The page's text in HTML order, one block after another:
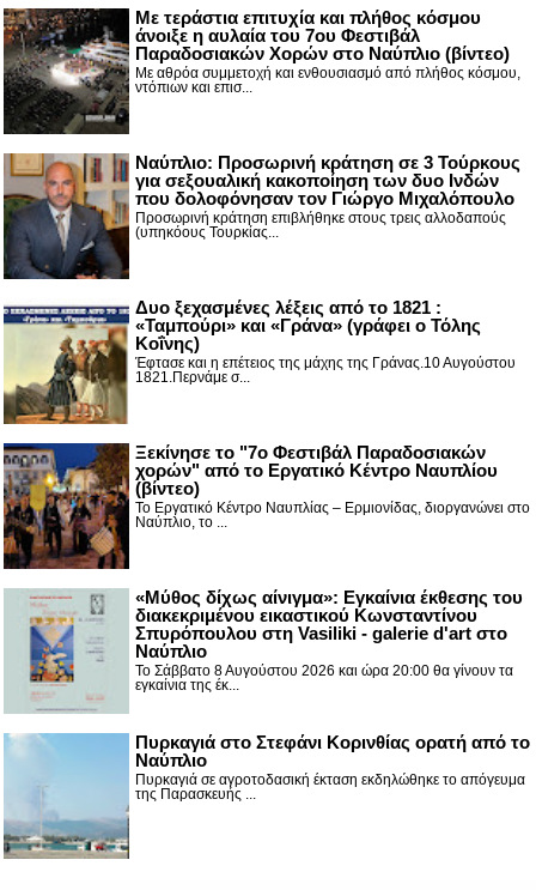
Με τεράστια επιτυχία και πλήθος κόσμου
άνοιξε η αυλαία του 7ου Φεστιβάλ
Παραδοσιακών Χορών στο Ναύπλιο (βίντεο)
Με αθρόα συμμετοχή και ενθουσιασμό από πλήθος κόσμου,
ντόπιων και επισ...
Ναύπλιο: Προσωρινή κράτηση σε 3 Τούρκους
για σεξουαλική κακοποίηση των δυο Ινδών
που δολοφόνησαν τον Γιώργο Μιχαλόπουλο
Προσωρινή κράτηση επιβλήθηκε στους τρεις αλλοδαπούς
(υπηκόους Τουρκίας...
Δυο ξεχασμένες λέξεις από το 1821 :
«Ταμπούρι» και «Γράνα» (γράφει ο Τόλης
Κοΐνης)
Έφτασε και η επέτειος της μάχης της Γράνας.10 Αυγούστου
1821.Περνάμε σ...
Ξεκίνησε το "7ο Φεστιβάλ Παραδοσιακών
χορών" από το Εργατικό Κέντρο Ναυπλίου
(βίντεο)
Το Εργατικό Κέντρο Ναυπλίας – Ερμιονίδας, διοργανώνει στο
Ναύπλιο, το ...
«Μύθος δίχως αίνιγμα»: Εγκαίνια έκθεσης του
διακεκριμένου εικαστικού Κωνσταντίνου
Σπυρόπουλου στη Vasiliki - galerie d'art στο
Ναύπλιο
Το Σάββατο 8 Αυγούστου 2026 και ώρα 20:00 θα γίνουν τα
εγκαίνια της έκ...
Πυρκαγιά στο Στεφάνι Κορινθίας ορατή από το
Ναύπλιο
Πυρκαγιά σε αγροτοδασική έκταση εκδηλώθηκε το απόγευμα
της Παρασκευής ...